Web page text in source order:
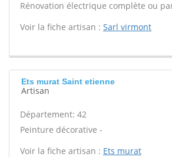
Rénovation électrique complète ou
Voir la fiche artisan : Sarl virmont
Ets murat Saint etienne
Artisan
Département: 42
Peinture décorative -
Voir la fiche artisan : Ets murat